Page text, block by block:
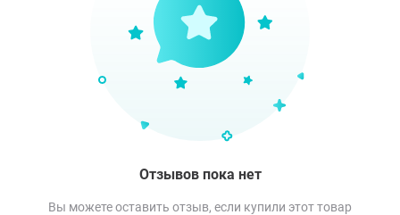
Отзывов пока нет
Вы можете оставить отзыв, если купили этот товар